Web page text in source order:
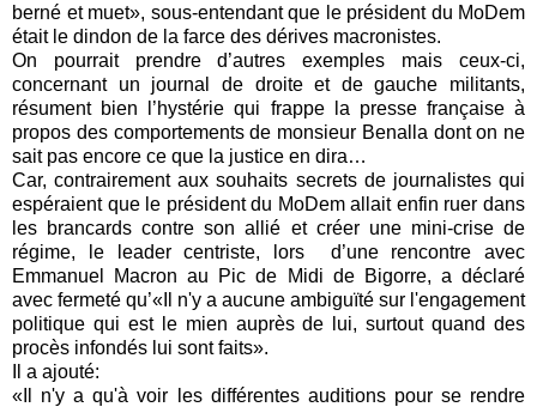
berné et muet», sous-entendant que le président du MoDem
était le dindon de la farce des dérives macronistes.
On pourrait prendre d’autres exemples mais ceux-ci,
concernant un journal de droite et de gauche militants,
résument bien l’hystérie qui frappe la presse française à
propos des comportements de monsieur Benalla dont on ne
sait pas encore ce que la justice en dira…
Car, contrairement aux souhaits secrets de journalistes qui
espéraient que le président du MoDem allait enfin ruer dans
les brancards contre son allié et créer une mini-crise de
régime, le leader centriste, lors d’une rencontre avec
Emmanuel Macron au Pic de Midi de Bigorre, a déclaré
avec fermeté qu’«Il n'y a aucune ambiguïté sur l'engagement
politique qui est le mien auprès de lui, surtout quand des
procès infondés lui sont faits».
Il a ajouté:
«Il n'y a qu'à voir les différentes auditions pour se rendre